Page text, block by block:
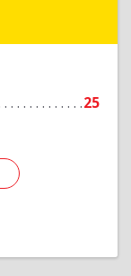
25
Подробнее